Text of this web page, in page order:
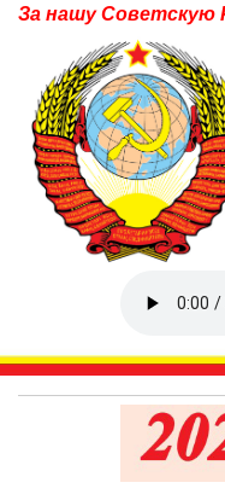
За нашу Советскую